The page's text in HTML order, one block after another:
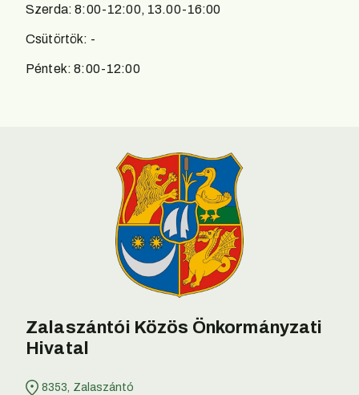
Szerda: 8:00-12:00, 13.00-16:00
Csütörtök: -
Péntek: 8:00-12:00
Zalaszántói Közös Önkormányzati
Hivatal
8353, Zalaszántó